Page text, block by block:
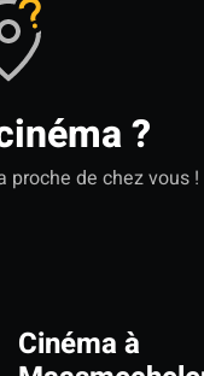
?
proche de chez vous !
Cinéma à